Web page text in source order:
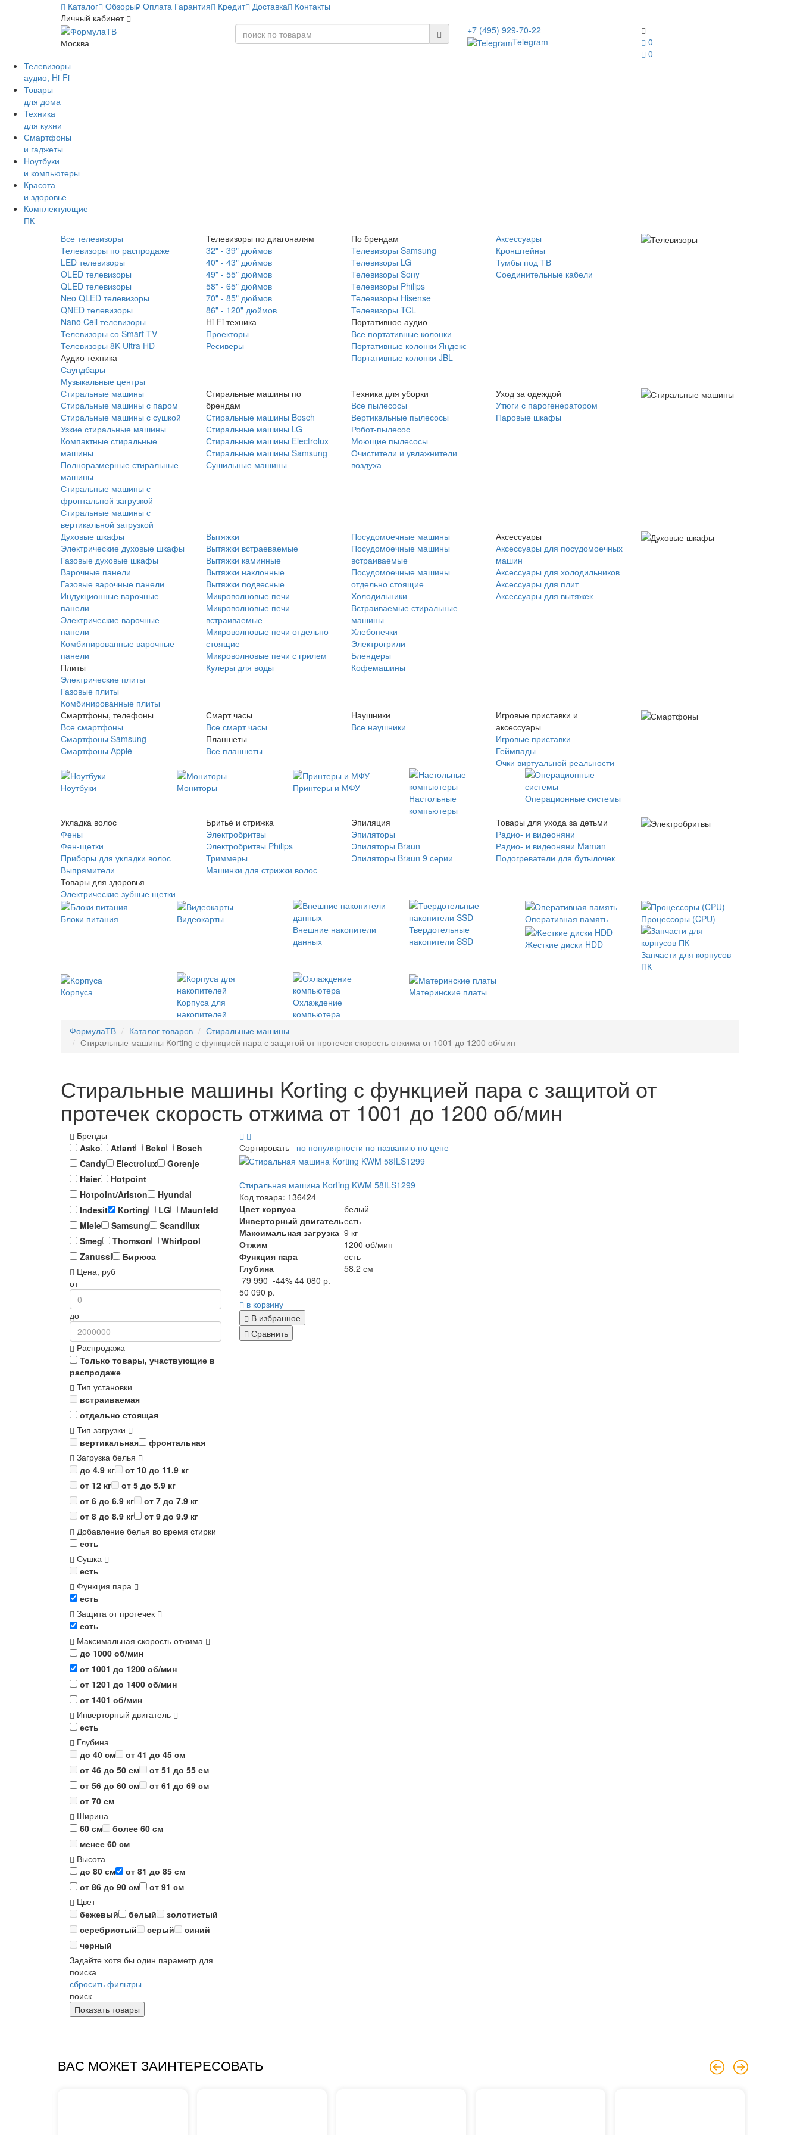
Каталог Обзоры Оплата Гарантия Кредит Доставка
Контакты
Личный кабинет
Москва
0
0
+7 (495) 929-70-22
Telegram
Телевизоры
аудио, Hi-Fi
Товары
для дома
Техника
для кухни
Смартфоны
и гаджеты
Ноутбуки
и компьютеры
Красота
и здоровье
Комплектующие
ПК
Все телевизоры
Телевизоры по распродаже
LED телевизоры
OLED телевизоры
QLED телевизоры
Neo QLED телевизоры
QNED телевизоры
Nano Cell телевизоры
Телевизоры со Smart TV
Телевизоры 8K Ultra HD
Аудио техника
Саундбары
Музыкальные центры
Телевизоры по диагоналям
32" - 39" дюймов
40" - 43" дюймов
49" - 55" дюймов
58" - 65" дюймов
70" - 85" дюймов
86" - 120" дюймов
Hi-Fi техника
Проекторы
Ресиверы
По брендам
Телевизоры Samsung
Телевизоры LG
Телевизоры Sony
Телевизоры Philips
Телевизоры Hisense
Телевизоры TCL
Портативное аудио
Все портативные колонки
Портативные колонки Яндекс
Портативные колонки JBL
Аксессуары
Кронштейны
Тумбы под ТВ
Соединительные кабели
Стиральные машины
Стиральные машины с паром
Стиральные машины с сушкой
Узкие стиральные машины
Компактные стиральные
машины
Полноразмерные стиральные
машины
Стиральные машины с
фронтальной загрузкой
Стиральные машины с
вертикальной загрузкой
Стиральные машины по
брендам
Стиральные машины Bosch
Стиральные машины LG
Стиральные машины Electrolux
Стиральные машины Samsung
Сушильные машины
Техника для уборки
Все пылесосы
Вертикальные пылесосы
Робот-пылесос
Моющие пылесосы
Очистители и увлажнители
воздуха
Уход за одеждой
Утюги с парогенератором
Паровые шкафы
Духовые шкафы
Электрические духовые шкафы
Газовые духовые шкафы
Варочные панели
Газовые варочные панели
Индукционные варочные
панели
Электрические варочные
панели
Комбинированные варочные
панели
Плиты
Электрические плиты
Газовые плиты
Комбинированные плиты
Вытяжки
Вытяжки встраеваемые
Вытяжки каминные
Вытяжки наклонные
Вытяжки подвесные
Микроволновые печи
Микроволновые печи
встраиваемые
Микроволновые печи отдельно
стоящие
Микроволновые печи с грилем
Кулеры для воды
Посудомоечные машины
Посудомоечные машины
встраиваемые
Посудомоечные машины
отдельно стоящие
Холодильники
Встраиваемые стиральные
машины
Хлебопечки
Электрогрили
Блендеры
Кофемашины
Аксессуары
Аксессуары для посудомоечных
машин
Аксессуары для холодильников
Аксессуары для плит
Аксессуары для вытяжек
Смартфоны, телефоны
Все смартфоны
Смартфоны Samsung
Смартфоны Apple
Смарт часы
Все смарт часы
Планшеты
Все планшеты
Наушники
Все наушники
Игровые приставки и
аксессуары
Игровые приставки
Геймпады
Очки виртуальной реальности
Ноутбуки Мониторы
Принтеры и МФУ
Настольные
компьютеры
Операционные системы
Укладка волос
Фены
Фен-щетки
Приборы для укладки волос
Выпрямители
Товары для здоровья
Электрические зубные щетки
Бритьё и стрижка
Электробритвы
Электробритвы Philips
Триммеры
Машинки для стрижки волос
Эпиляция
Эпиляторы
Эпиляторы Braun
Эпиляторы Braun 9 серии
Товары для ухода за детьми
Радио- и видеоняни
Радио- и видеоняни Maman
Подогреватели для бутылочек
Блоки питания
Видеокарты
Внешние накопители
данных
Твердотельные
накопители SSD
Оперативная память Процессоры (CPU)
Жесткие диски HDD
Запчасти для корпусов
ПК
Корпуса
Корпуса для
накопителей
Охлаждение
компьютера
Материнские платы
ФормулаТВ Каталог товаров
Стиральные машины
Стиральные машины Korting с функцией пара с защитой от протечек скорость отжима от 1001 до 1200 об/мин
Стиральные машины Korting с функцией пара с защитой от
протечек скорость отжима от 1001 до 1200 об/мин
Бренды
Asko
Atlant Beko
Bosch
Candy
Electrolux
Gorenje
Haier
Hotpoint
Hotpoint/Ariston
Hyundai
Indesit
Korting LG
Maunfeld
Miele
Samsung
Scandilux
Smeg
Thomson
Whirlpool
Zanussi
Бирюса
Цена, руб
от
до
Распродажа
Только товары, участвующие в
распродаже
Тип установки
встраиваемая
отдельно стоящая
Тип загрузки
вертикальная
фронтальная
Загрузка белья
до 4.9 кг
от 10 до 11.9 кг
от 12 кг
от 5 до 5.9 кг
от 6 до 6.9 кг
от 7 до 7.9 кг
от 8 до 8.9 кг
от 9 до 9.9 кг
Добавление белья во время стирки
есть
Сушка
есть
Функция пара
есть
Защита от протечек
есть
Максимальная скорость отжима
до 1000 об/мин
от 1001 до 1200 об/мин
от 1201 до 1400 об/мин
от 1401 об/мин
Инверторный двигатель
есть
Глубина
до 40 см
от 41 до 45 см
от 46 до 50 см
от 51 до 55 см
от 56 до 60 см
от 61 до 69 см
от 70 см
Ширина
60 см
более 60 см
менее 60 см
Высота
до 80 см
от 81 до 85 см
от 86 до 90 см
от 91 см
Цвет
бежевый
белый
золотистый
серебристый
серый
синий
черный
Задайте хотя бы один параметр для
поиска
сбросить фильтры
поиск
Сортировать по популярности по названию по цене
Стиральная машина Korting KWM 58ILS1299
Код товара: 136424
Цвет корпуса
белый
Инверторный двигательесть
Максимальная загрузка 9 кг
Отжим
1200 об/мин
Функция пара
есть
Глубина
58.2 см
79 990 -44% 44 080 р.
50 090 р.
в корзину
В избранное
Сравнить
ВАС МОЖЕТ ЗАИНТЕРЕСОВАТЬ